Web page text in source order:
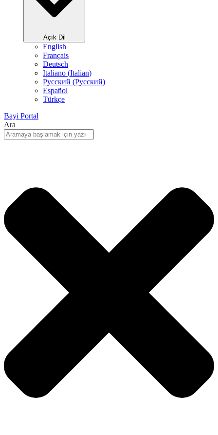
Açık Dil
English
Français
Deutsch
Italiano (Italian)
Русский (Pусский)
Español
Türkçe
Bayi Portal
Ara